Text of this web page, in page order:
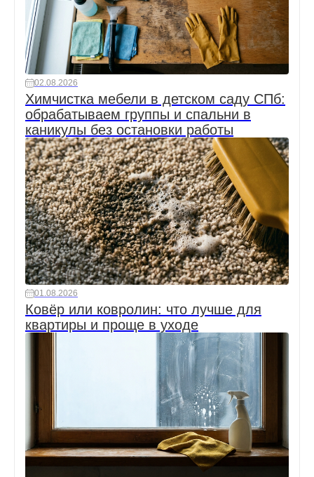
02.08.2026
Химчистка мебели в детском саду СПб:
обрабатываем группы и спальни в
каникулы без остановки работы
01.08.2026
Ковёр или ковролин: что лучше для
квартиры и проще в уходе